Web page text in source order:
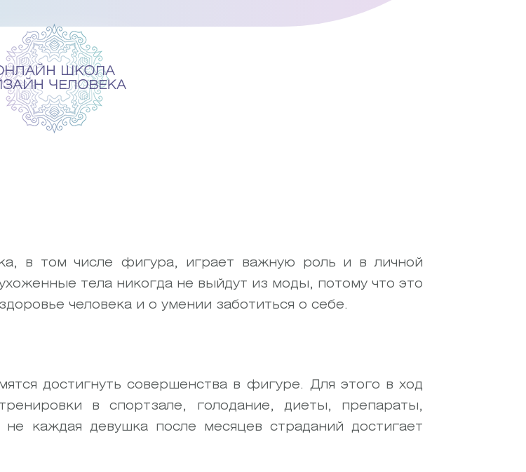
в том числе фигура, играет важную роль и в личной
тела никогда не выйдут из моды, потому что это
человека и о умении заботиться о себе.
достигнуть совершенства в фигуре. Для этого в ход
в спортзале, голодание, диеты, препараты,
каждая девушка после месяцев страданий достигает